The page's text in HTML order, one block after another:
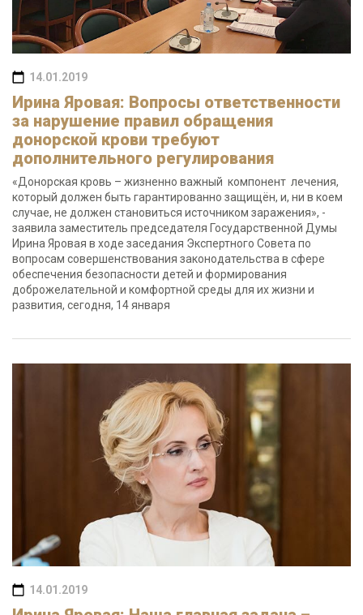
14.01.2019
Ирина Яровая: Вопросы ответственности
за нарушение правил обращения
донорской крови требуют
дополнительного регулирования
«Донорская кровь – жизненно важный компонент лечения,
который должен быть гарантированно защищён, и, ни в коем
случае, не должен становиться источником заражения», -
заявила заместитель председателя Государственной Думы
Ирина Яровая в ходе заседания Экспертного Совета по
вопросам совершенствования законодательства в сфере
обеспечения безопасности детей и формирования
доброжелательной и комфортной среды для их жизни и
развития, сегодня, 14 января
14.01.2019